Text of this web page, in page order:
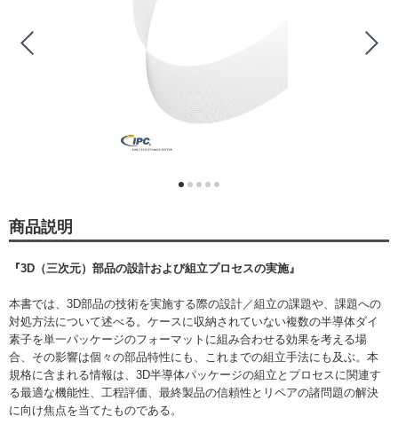
商品説明
『3D（三次元）部品の設計および組立プロセスの実施』
本書では、3D部品の技術を実施する際の設計／組立の課題や、課題への
対処方法について述べる。ケースに収納されていない複数の半導体ダイ
素子を単一パッケージのフォーマットに組み合わせる効果を考える場
合、その影響は個々の部品特性にも、これまでの組立手法にも及ぶ。本
規格に含まれる情報は、3D半導体パッケージの組立とプロセスに関連す
る最適な機能性、工程評価、最終製品の信頼性とリペアの諸問題の解決
に向け焦点を当てたものである。